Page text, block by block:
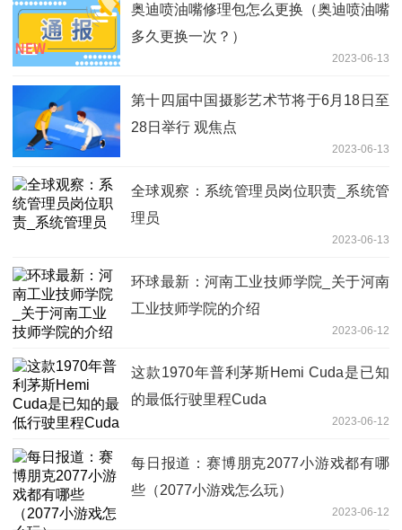
奥迪喷油嘴修理包怎么更换（奥迪喷油嘴
多久更换一次？）
2023-06-13
第十四届中国摄影艺术节将于6月18日至
28日举行 观焦点
2023-06-13
全球观察：系统管理员岗位职责_系统管
理员
2023-06-13
环球最新：河南工业技师学院_关于河南
工业技师学院的介绍
2023-06-12
这款1970年普利茅斯Hemi Cuda是已知
的最低行驶里程Cuda
2023-06-12
每日报道：赛博朋克2077小游戏都有哪
些（2077小游戏怎么玩）
2023-06-12